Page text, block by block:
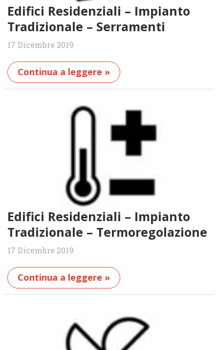
Edifici Residenziali – Impianto
Tradizionale – Serramenti
17 Dicembre 2019
Continua a leggere »
Edifici Residenziali – Impianto
Tradizionale – Termoregolazione
17 Dicembre 2019
Continua a leggere »